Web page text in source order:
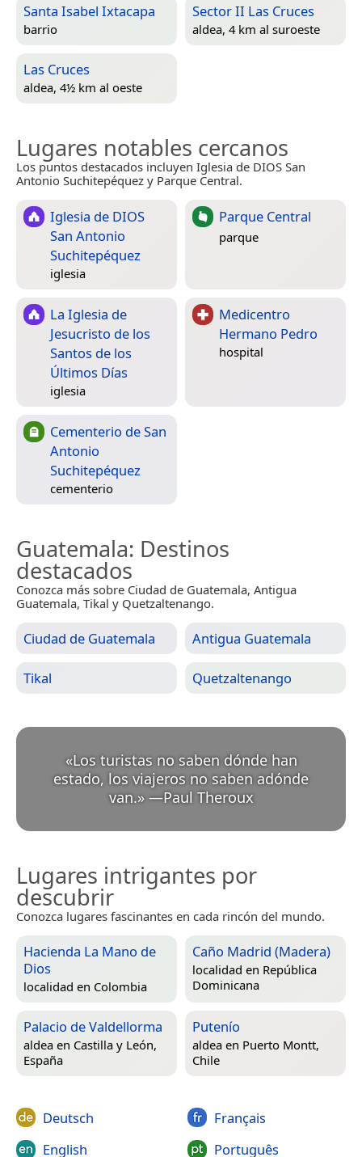
Santa Isabel Ixtacapa
barrio
Sector II Las Cruces
aldea, 4 km al suroeste
Las Cruces
aldea, 4½ km al oeste
Lugares notables cercanos
Los puntos destacados incluyen Iglesia de DIOS San
Antonio Suchitepéquez y Parque Central.
Iglesia de DIOS
San Antonio
Suchitepéquez
iglesia
Parque Central
parque
La Iglesia de
Jesucristo de los
Santos de los
Últimos Días
iglesia
Medicentro
Hermano Pedro
hospital
Cementerio de San
Antonio
Suchitepéquez
cementerio
Guatemala: Destinos
destacados
Conozca más sobre Ciudad de Guatemala, Antigua
Guatemala, Tikal y Quetzaltenango.
Ciudad de Guatemala Antigua Guatemala
Tikal Quetzaltenango
«Los turistas no saben dónde han
estado, los viajeros no saben adónde
van.» —Paul Theroux
Lugares intrigantes por
descubrir
Conozca lugares fascinantes en cada rincón del mundo.
Hacienda La Mano de
Dios
localidad en Colombia
Caño Madrid (Madera)
localidad en República
Dominicana
Palacio de Valdellorma
aldea en Castilla y León,
España
Putenío
aldea en Puerto Montt,
Chile
Deutsch
English
Français
Português